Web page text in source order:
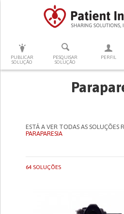
PUBLICAR
SOLUÇÃO
PESQUISAR
SOLUÇÃO
PERFIL
PRESSIONE ENTER
ESTÁ A VER TODAS AS SOLUÇÕES
PARAPARESIA
64 SOLUÇÕES